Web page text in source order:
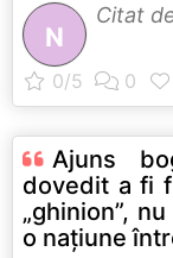
N
Citat
Ajuns
dovedit a fi
„ghinion”,
o națiune